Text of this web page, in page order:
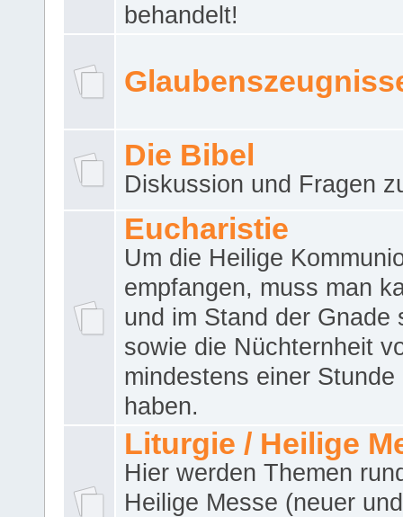
behandelt!
Die Bibel
Diskussion und Fragen
Eucharistie
Um die Heilige
empfangen, muss man
und im Stand der Gnade
sowie die Nüchternheit
mindestens einer Stunde
haben.
Liturgie / Heilige
Hier werden Themen
Heilige Messe (neuer